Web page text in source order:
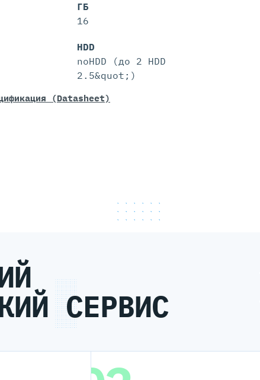
ГБ
16
HDD
noHDD (до 2 HDD
2.5&quot;)
(Datasheet)
СЕРВИС